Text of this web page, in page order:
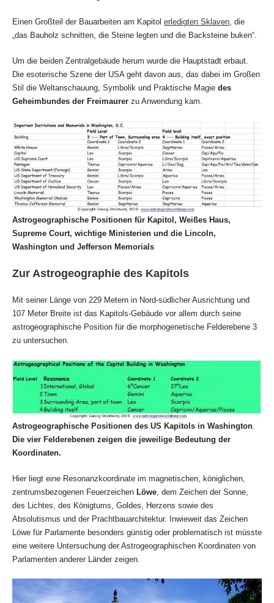
Einen Großteil der Bauarbeiten am Kapitol erledigten Sklaven, die
„das Bauholz schnitten, die Steine legten und die Backsteine buken“.
Um die beiden Zentralgebäude herum wurde die Hauptstadt erbaut.
Die esoterische Szene der USA geht davon aus, das dabei im Großen
Stil die Weltanschauung, Symbolik und Praktische Magie des
Geheimbundes der Freimaurer zu Anwendung kam.
Astrogeographische Positionen für Kapitol, Weißes Haus,
Supreme Court, wichtige Ministerien und die Lincoln,
Washington und Jefferson Memorials
Zur Astrogeographie des Kapitols
Mit seiner Länge von 229 Metern in Nord-südlicher Ausrichtung und
107 Meter Breite ist das Kapitols-Gebäude vor allem durch seine
astrogeographische Position für die morphogenetische Felderebene 3
zu untersuchen.
Astrogeographische Positionen des US Kapitols in Washington
Die vier Felderebenen zeigen die jeweilige Bedeutung der
Koordinaten.
Hier liegt eine Resonanzkoordinate im magnetischen, königlichen,
zentrumsbezogenen Feuerzeichen Löwe , dem Zeichen der Sonne,
des Lichtes, des Königtums, Goldes, Herzens sowie des
Absolutismus und der Prachtbauarchitektur. Inwieweit das Zeichen
Löwe für Parlamente besonders günstig oder problematisch ist müsste
eine weitere Untersuchung der Astrogeographischen Koordinaten von
Parlamenten anderer Länder zeigen.